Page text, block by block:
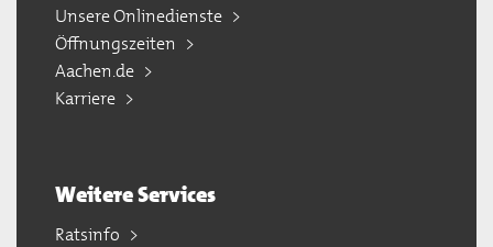
Unsere Onlinedienste
Öffnungszeiten
Aachen.de
Karriere
Weitere Services
Ratsinfo